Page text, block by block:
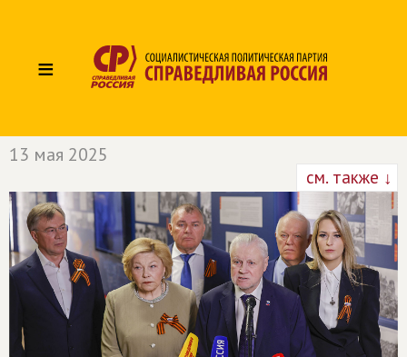
≡
13 мая 2025
см. также ↓